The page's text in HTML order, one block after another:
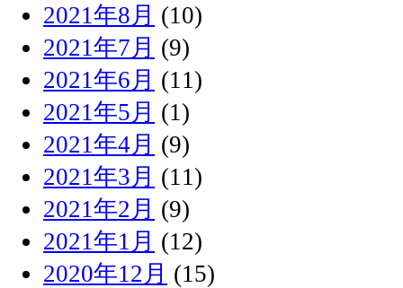
2021年8月 (10)
2021年7月 (9)
2021年6月 (11)
2021年5月 (1)
2021年4月 (9)
2021年3月 (11)
2021年2月 (9)
2021年1月 (12)
2020年12月 (15)